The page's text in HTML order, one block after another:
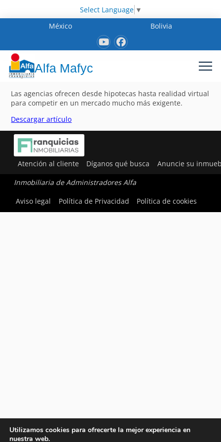
Select Language ▼
México
Bolivia
Alfa Mafyc
Las agencias ofrecen desde hipotecas hasta realidad virtual
para competir en un mercado mucho más exigente.
Descargar artículo
Atención al cliente Díganos qué busca Anuncie su
Inmobiliaria de Administradores Alfa
Aviso legal
Política de Privacidad Política de cookies
Utilizamos cookies para ofrecerte la mejor experiencia en
nuestra web.